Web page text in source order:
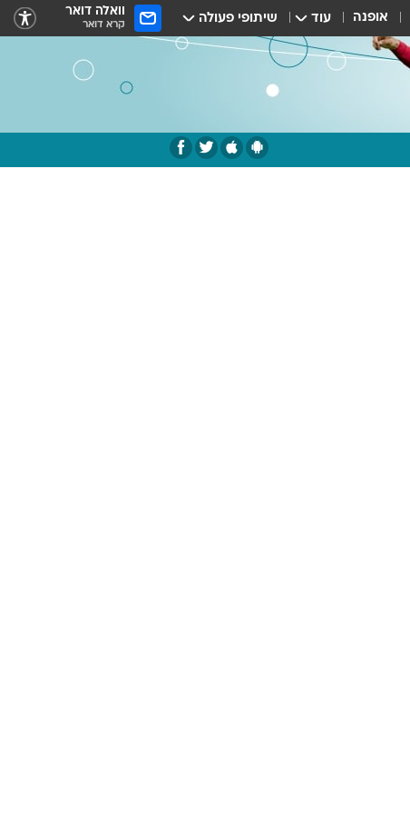
אופנה עוד שיתופי פעולה וואלה דואר
קרא דואר